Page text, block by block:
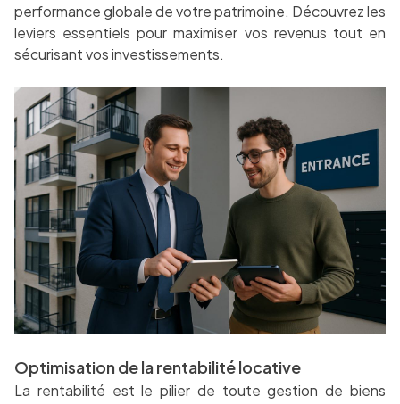
performance globale de votre patrimoine. Découvrez les
leviers essentiels pour maximiser vos revenus tout en
sécurisant vos investissements.
Optimisation de la rentabilité locative
La rentabilité est le pilier de toute gestion de biens